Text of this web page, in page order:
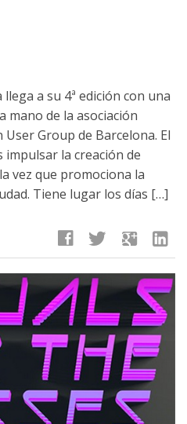
a su 4ª edición con una
mano de la asociación
Group de Barcelona. El
la creación de
vez que promociona la
Tiene lugar los días […]
facebook twitter google linkedin